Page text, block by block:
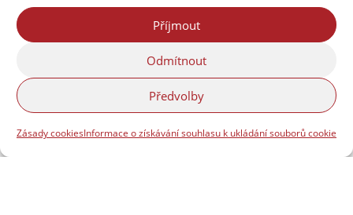
Příjmout
Odmítnout
Předvolby
Zásady cookiesInformace o získávání souhlasu k ukládání souborů cookie